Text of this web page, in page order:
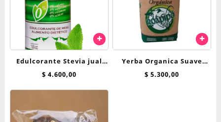
Edulcorante Stevia jual
125cc liquida
$ 4.600,00
Yerba Organica Suave
Roapipo x 500 g
$ 5.300,00